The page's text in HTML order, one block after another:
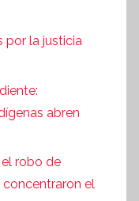
por la justicia
abren
robo de
el